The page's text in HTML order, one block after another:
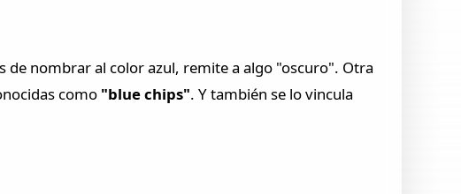
de nombrar al color azul, remite a algo "oscuro". Otra
como "blue chips". Y también se lo vincula